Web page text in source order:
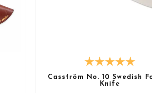
Casström No. 10 Swedish
Knife